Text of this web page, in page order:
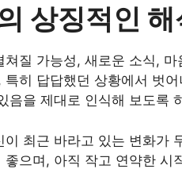
상징적인 해
질 가능성, 새로운 소식,
히 답답했던 상황에서 벗
음을 제대로 인식해 보도록
최근 바라고 있는 변화가
으며, 아직 작고 연약한 시